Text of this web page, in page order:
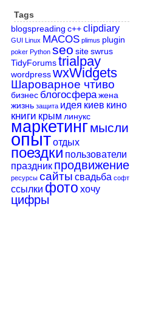
Tags
blogspreading c++ clipdiary
GUI Linux MACOS plimus plugin
poker Python seo site swrus
TidyForums trialpay
wordpress wxWidgets
Шароварное чтиво
бизнес блогосфера жена
жизнь защита идея киев кино
книги крым линукс
маркетинг мысли
опытотдых
поездки пользователи
праздник продвижение
ресурсы сайты свадьба софт
ссылки фото хочу
цифры